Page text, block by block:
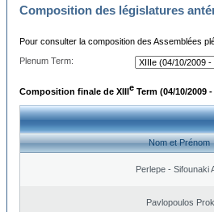
Composition des législatures
Pour consulter la composition des Assemblées
Plenum Term:
Composition finale de XIIIe Term (04/10/2009 -
Nom et Prénom
Perlepe - Sifounaki
Pavlopoulos